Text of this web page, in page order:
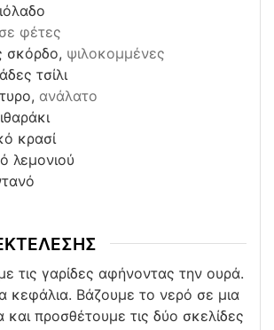
σε φέτες
σκόρδο, ψιλοκομμένες
τσίλι
ανάλατο
κρασί
λεμονιού
τις γαρίδες αφήνοντας την ουρά.
κεφάλια. Βάζουμε το νερό σε μια
και προσθέτουμε τις δύο σκελίδες